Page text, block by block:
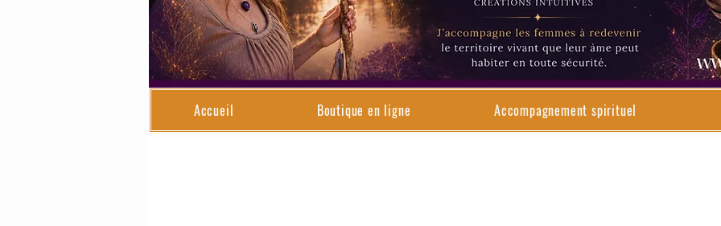
Accueil Boutique en ligne Accompagnement spirituel